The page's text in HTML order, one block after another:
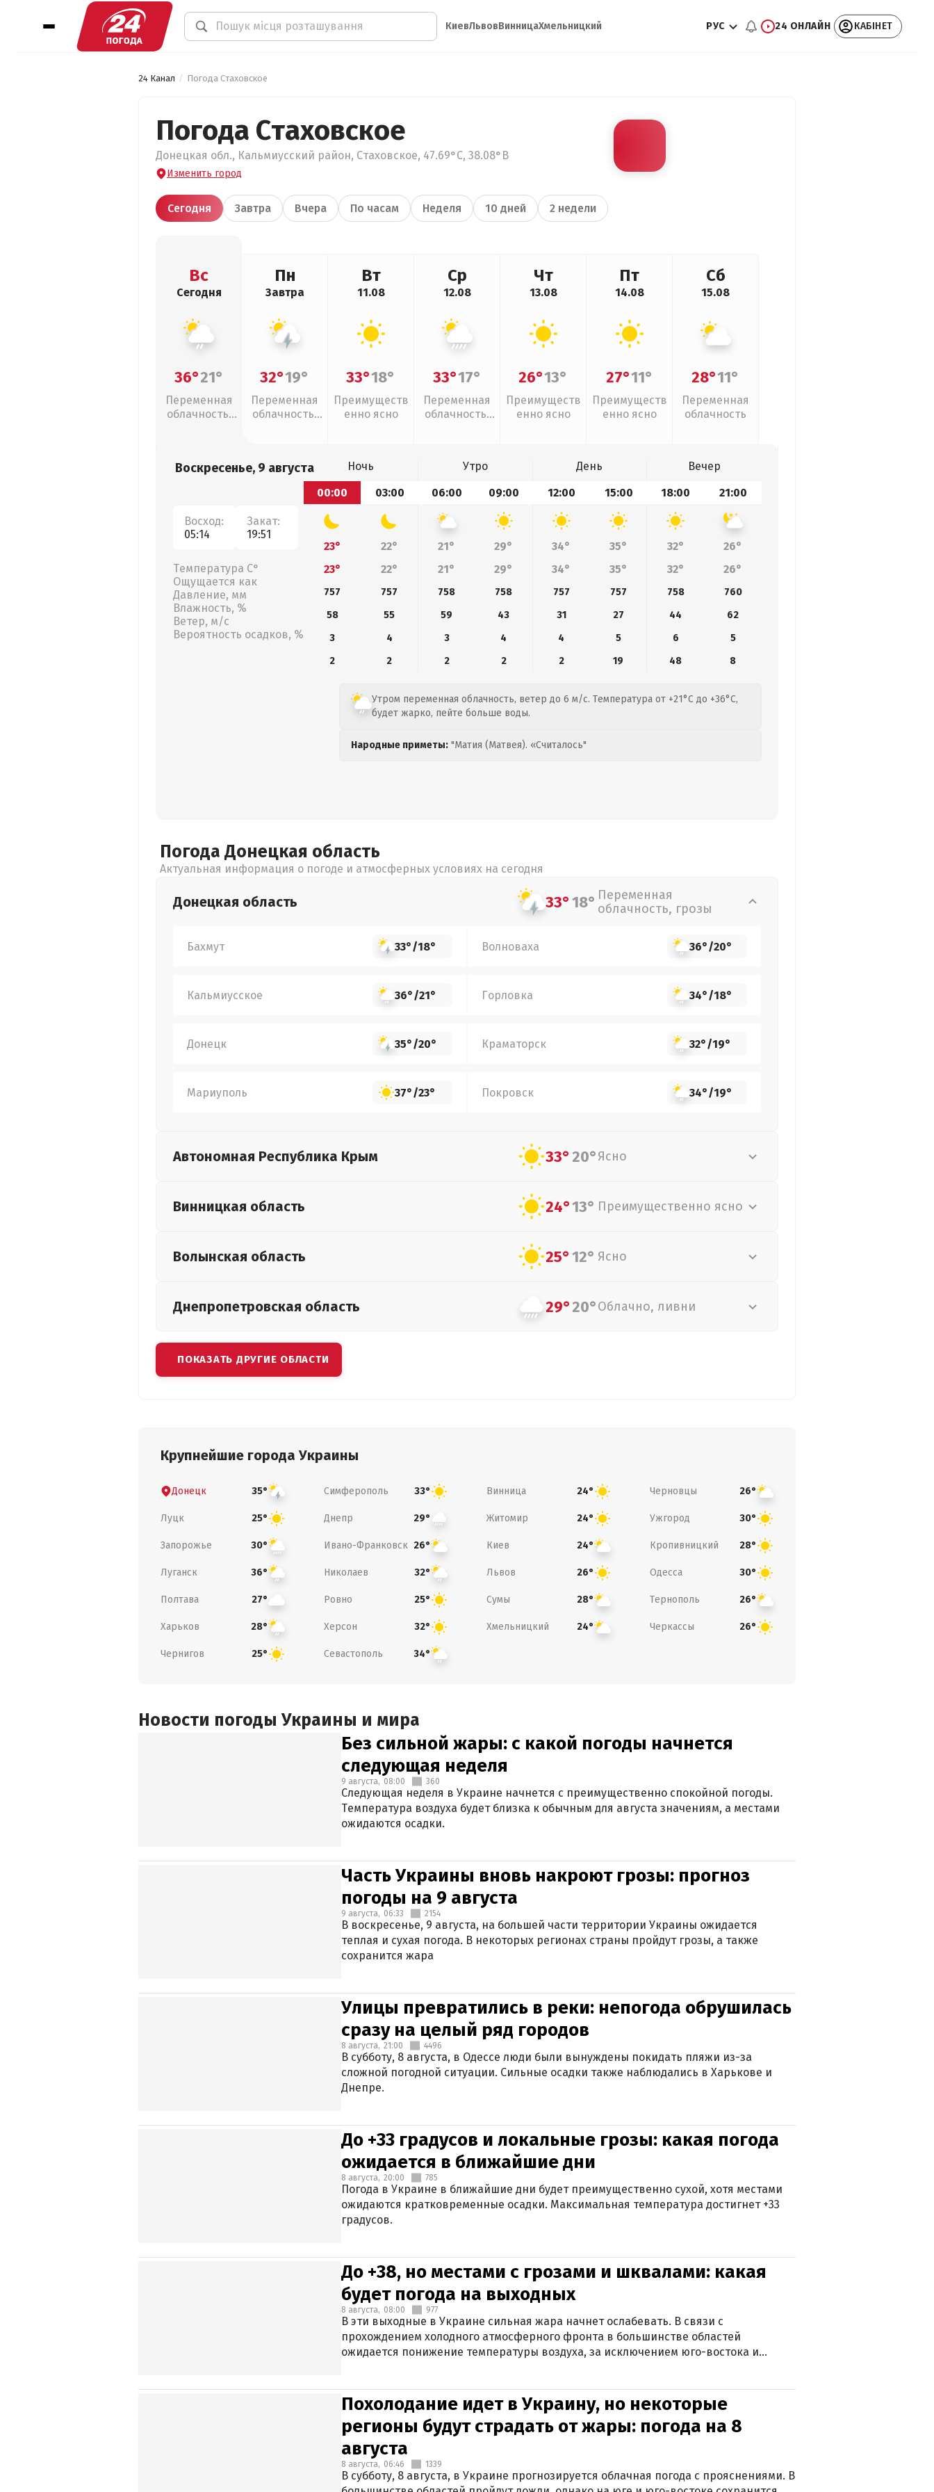
КиевЛьвовВинницаХмельницкий РУС 24 ОНЛАЙН КАБІНЕТ
24 Канал Погода Стаховское
Погода Стаховское
Донецкая обл., Кальмиусский район, Стаховское, 47.69°С, 38.08°В
Изменить город
Сегодня Завтра Вчера По часам Неделя 10 дней 2 недели
Вс
Сегодня
36°21°
Переменная
облачность,
Пн
Завтра
32°19°
Переменная
облачность,
Вт
11.08
33°18°
Преимуществ
енно ясно
Ср
12.08
33°17°
Переменная
облачность,
Чт
13.08
26°13°
Преимуществ
енно ясно
Пт
14.08
27°11°
Преимуществ
енно ясно
Сб
15.08
28°11°
Переменная
облачность
Воскресенье, 9 августа
Восход:
05:14
Закат:
19:51
Температура С°
Ощущается как
Давление, мм
Влажность, %
Ветер, м/с
Вероятность осадков, %
Ночь Утро День
Вечер
00:00
03:00 06:00 09:00 12:00 15:00 18:00 21:00
23° 22° 21° 29° 34° 35° 32°
26°
23°
22° 21° 29° 34° 35° 32° 26°
757 757 758 758 757 757 758
760
58
55 59 43 31 27 44
62
3
4 3 4 4 5 6
5
2
2 2 2 2 19 48 8
Утром переменная облачность, ветер до 6 м/с. Температура от +21°C до +36°C,
будет жарко, пейте больше воды.
Народные приметы: "Матия (Матвея). «Считалось"
Погода Донецкая область
Актуальная информация о погоде и атмосферных условиях на сегодня
Донецкая область 33°18° Переменная
облачность, грозы
Бахмут 33°/18° Волноваха 36°/20°
Кальмиусское 36°/21° Горловка 34°/18°
Донецк 35°/20° Краматорск 32°/19°
Мариуполь 37°/23° Покровск 34°/19°
Автономная Республика Крым 33°20°Ясно
Винницкая область 24°13° Преимущественно ясно
Волынская область 25°12° Ясно
Днепропетровская область 29°20°Облачно, ливни
ПОКАЗАТЬ ДРУГИЕ ОБЛАСТИ
Крупнейшие города Украины
Донецк 35° Симферополь 33° Винница 24° Черновцы 26°
Луцк 25° Днепр 29° Житомир 24° Ужгород 30°
Запорожье 30° Ивано-Франковск 26° Киев 24° Кропивницкий 28°
Луганск 36° Николаев 32° Львов 26° Одесса 30°
Полтава 27° Ровно 25° Сумы 28° Тернополь 26°
Харьков 28° Херсон 32° Хмельницкий 24° Черкассы 26°
Чернигов 25° Севастополь 34°
Новости погоды Украины и мира
Без сильной жары: с какой погоды начнется
следующая неделя
9 августа, 08:00 360
Следующая неделя в Украине начнется с преимущественно спокойной погоды.
Температура воздуха будет близка к обычным для августа значениям, а местами
ожидаются осадки.
Часть Украины вновь накроют грозы: прогноз
погоды на 9 августа
9 августа, 06:33 2154
В воскресенье, 9 августа, на большей части территории Украины ожидается
теплая и сухая погода. В некоторых регионах страны пройдут грозы, а также
сохранится жара
Улицы превратились в реки: непогода обрушилась
сразу на целый ряд городов
8 августа, 21:00 4496
В субботу, 8 августа, в Одессе люди были вынуждены покидать пляжи из-за
сложной погодной ситуации. Сильные осадки также наблюдались в Харькове и
Днепре.
До +33 градусов и локальные грозы: какая погода
ожидается в ближайшие дни
8 августа, 20:00 785
Погода в Украине в ближайшие дни будет преимущественно сухой, хотя местами
ожидаются кратковременные осадки. Максимальная температура достигнет +33
градусов.
До +38, но местами с грозами и шквалами: какая
будет погода на выходных
8 августа, 08:00 977
В эти выходные в Украине сильная жара начнет ослабевать. В связи с
прохождением холодного атмосферного фронта в большинстве областей
ожидается понижение температуры воздуха, за исключением юго-востока и
Похолодание идет в Украину, но некоторые
регионы будут страдать от жары: погода на 8
августа
8 августа, 06:46 1339
В субботу, 8 августа, в Украине прогнозируется облачная погода с прояснениями. В